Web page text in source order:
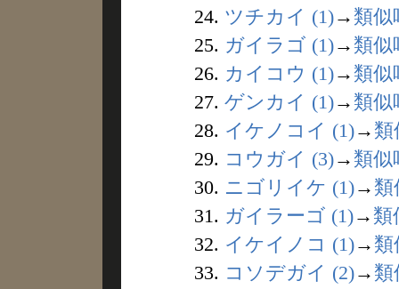
24. ツチカイ (1)→ 類似
25. ガイラゴ (1)→ 類似
26. カイコウ (1)→ 類似
27. ゲンカイ (1)→ 類似
28. イケノコイ (1)→ 類
29. コウガイ (3)→ 類似
30. ニゴリイケ (1)→ 類
31. ガイラーゴ (1)→ 類
32. イケイノコ (1)→ 類
33. コソデガイ (2)→ 類